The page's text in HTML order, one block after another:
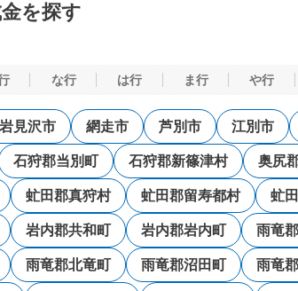
を探す
な行 は行 ま行 や行
岩見沢市 網走市 芦別市 江別市
石狩郡当別町 石狩郡新篠津村 奥尻
虻田郡真狩村 虻田郡留寿都村 虻
岩内郡共和町 岩内郡岩内町 雨竜
雨竜郡北竜町 雨竜郡沼田町 雨竜